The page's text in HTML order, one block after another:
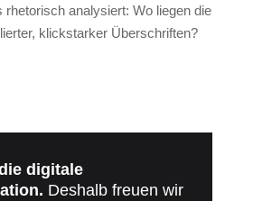
rhetorisch analysiert: Wo liegen die
klickstarker Überschriften?
digitale
Deshalb freuen wir